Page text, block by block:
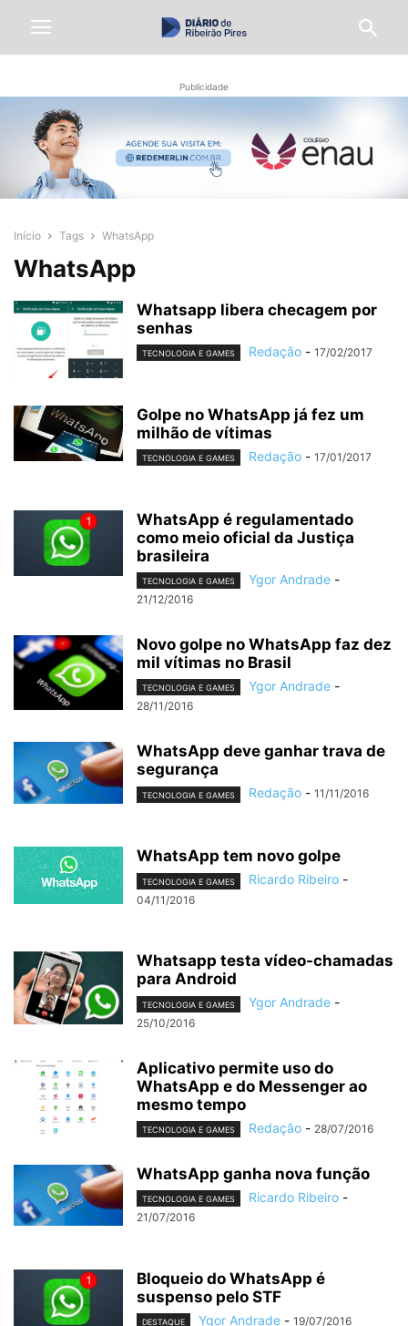
Publicidade
Início Tags WhatsApp
WhatsApp
Whatsapp libera checagem por
senhas
TECNOLOGIA E GAMES Redação - 17/02/2017
Golpe no WhatsApp já fez um
milhão de vítimas
TECNOLOGIA E GAMES Redação - 17/01/2017
WhatsApp é regulamentado
como meio oficial da Justiça
brasileira
TECNOLOGIA E GAMES Ygor Andrade -
21/12/2016
Novo golpe no WhatsApp faz dez
mil vítimas no Brasil
TECNOLOGIA E GAMES Ygor Andrade -
28/11/2016
WhatsApp deve ganhar trava de
segurança
TECNOLOGIA E GAMES Redação - 11/11/2016
WhatsApp tem novo golpe
TECNOLOGIA E GAMES Ricardo Ribeiro -
04/11/2016
Whatsapp testa vídeo-chamadas
para Android
TECNOLOGIA E GAMES Ygor Andrade -
25/10/2016
Aplicativo permite uso do
WhatsApp e do Messenger ao
mesmo tempo
TECNOLOGIA E GAMES Redação - 28/07/2016
WhatsApp ganha nova função
TECNOLOGIA E GAMES Ricardo Ribeiro -
21/07/2016
Bloqueio do WhatsApp é
suspenso pelo STF
DESTAQUE Ygor Andrade - 19/07/2016